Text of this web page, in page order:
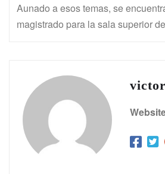
Aunado a esos temas, se
magistrado para la sala superior
victor